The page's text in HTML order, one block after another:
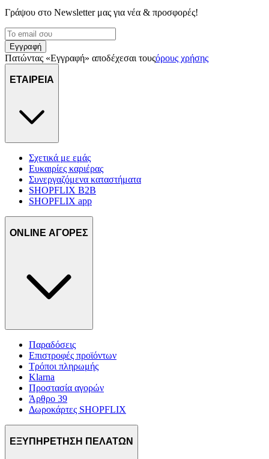
μας και την ανάπτυξη προϊόντων. Επίσης, κοινοποιούμε
τοποθεσίας μας στους συνεργάτες μέσων κοινωνικής
δικτύωσης, διαφημίσεων και ανάλυσης.
Γράψου στο Νewsletter μας για νέα & προσφορές!
Εγγραφή
Πατώντας «Εγγραφή» αποδέχεσαι τουςόρους χρήσης
ΕΤΑΙΡΕΙΑ
Σχετικά με εμάς
Ευκαιρίες καριέρας
Συνεργαζόμενα καταστήματα
SHOPFLIX B2B
SHOPFLIX app
ONLINE ΑΓΟΡΕΣ
Παραδόσεις
Επιστροφές προϊόντων
Τρόποι πληρωμής
Klarna
Προστασία αγορών
Άρθρο 39
Δωροκάρτες SHOPFLIX
ΕΞΥΠΗΡΕΤΗΣΗ ΠΕΛΑΤΩΝ